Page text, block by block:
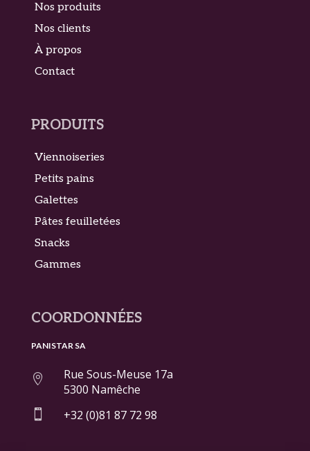
Nos produits
Nos clients
À propos
Contact
PRODUITS
Viennoiseries
Petits pains
Galettes
Pâtes feuilletées
Snacks
Gammes
COORDONNÉES
PANISTAR SA

Rue Sous-Meuse 17a
5300 Namêche
 +32 (0)81 87 72 98